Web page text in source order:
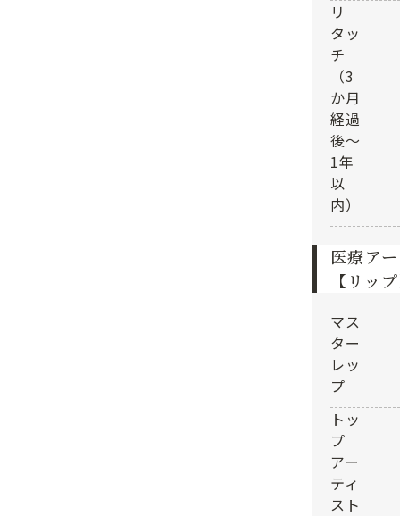
リ
タッ
チ
（3
か月
経過
後～
1年
以
内）
医療ア
【リッ
マス
ター
レッ
プ
トッ
プ
アー
ティ
スト